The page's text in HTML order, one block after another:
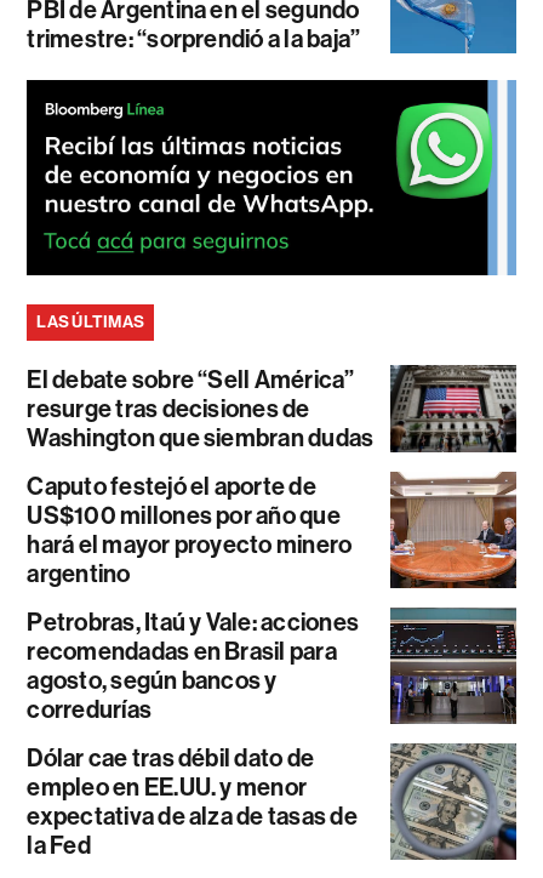
PBI de Argentina en el segundo
trimestre: “sorprendió a la baja”
LAS ÚLTIMAS
El debate sobre “Sell América”
resurge tras decisiones de
Washington que siembran dudas
Caputo festejó el aporte de
US$100 millones por año que
hará el mayor proyecto minero
argentino
Petrobras, Itaú y Vale: acciones
recomendadas en Brasil para
agosto, según bancos y
corredurías
Dólar cae tras débil dato de
empleo en EE.UU. y menor
expectativa de alza de tasas de
la Fed